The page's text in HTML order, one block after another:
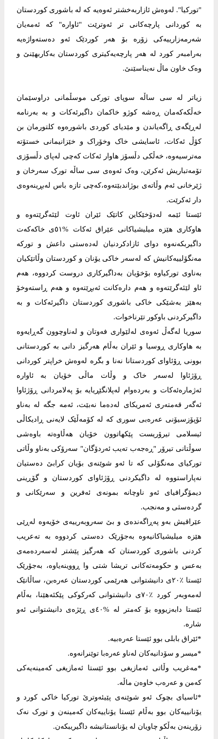
"تورکیا". لەوەش ئازاربەخشتر ئەوەیە کە لە باشوری کوردستان
بە کوردانی پارچەکانی تر ئەوترێت "ئاوارە" کە ئەمەیان
شەرمەزارییەکی زۆرە بۆ هەر کوردێک ئەو دەستەواژەیە
بەرامبەر کورد لە هەر پارچەیەکیتری کوردستان بەکاربهێنێ و
وەک خاون ماڵ نەیناسێنێ.
زیاتر لە سی ساڵە سوپای تورکی موسڵمانی دراوسێمان
خەڵکەکەمان ڕەشە کوژو خاکمان داگیرئەکات و بە بەرنامە
لەڕێگەی ڕاگەیاندن و مێدیای کوردی باشورەوە کلتورمان بن
کۆڵ ئەکات، ئاسایشی خاک وخۆراک و خێزانیمانی خستۆتە
مەترسیەوە، خەڵکی دڵسۆز هاوار ئەکات کەچی لەپای دڵسۆزی
تۆمەتباریش ئەکرێن، وەک ئەوەی سی ساڵە تورک سەرخان و
ژێرخانی ئەم وڵاتەی بوژاندبێتەوە،کەچی تازە باس لەبڕینەوەی
دار ئەکرێت.
ئێستا ئێمە لەدۆخێکاین کاتێک ئێران ئاوت لێئەگرێتەوە و
هاوکاری هێزە میلیشیاکانی عێراق ئەکات %٥١ی خاکەکەت
داگیربکەنەوە دوای ئازادکردنیان لەدەستی داعش و تورکە
مەنگۆلییەکانیش کە لەسەر خاکی یۆنان و کوردستان وڵاتێکیان
بەناوی تورکیاوە بۆخۆیان بەداگیرکاری دروست کردووە، هەم
ئاو لێئەگرێتەوە و هەم دارەکانت ئەبڕێتەوە و هەم ڕاستەوخۆ
بەهێز بەشێکی خاکی باشوری کوردستان داگیرئەکات و بە
داگیرکردنی باوکور تێرناخوات.
سوریا لەگەڵ ئەوەی لەلێواری فەوتان و لەناوچوون گەڕایەوە
بە هاوکاری ڕوسیا و ئێران بەڵام هەرگیز دانی بە کوردستانی
بوونی ڕۆئاوای کوردستانا نەنا و بگرە لەوەش خراپتر کوردانی
ڕۆژئاوا لەسەر خاک و وڵات ماڵی خۆیان بە ئاوارە
ئەژمارەئەکات و بەردەوام لەپلانگێڕیایە بۆ پەلامردانی ڕۆژئاوا
ئەگەر قەمتەری ئەمریکای لەدەما نەبێت، ئەمە جگە لە بەناو
ئۆپۆزسیۆنی عەرەبی سوری کە لە کۆمەڵێک لایەنی ڕادیکاڵی
ئیسلامی تیرۆریست پێکهاتوون خۆیان هەڵاوەتە باوەشی
سوڵتانی تیرۆر "ڕەجەب تەیب ئەردۆگان" سەرۆکی بەناو وڵاتی
تورکیای مەنگۆلی کە تا ئەو شوێنەی بۆیان کرابێ دەستیان
نەپاراستووە لە داگیکردنی ڕۆژئاوای کوردستان و گۆڕینی
دیمۆگرافیای ئەو ناوچانە بمونەی ئەفرین و سەرێکانی و
گردەسثی و مەنجب.
عێراقیش بەو پەڕاگەندەی و بێ سەروبەرییەی خۆیەوە لەڕێی
هێزە میلیشیاکانیەوە بەجۆرێک دەستی کردووە بە تەعریب
کردنی باشوری کوردستان کە هەرگیز پێشتر لەسەردەمەی
بەعس و حکومەتەکانی تریشا شتی وا ڕووینەیاوە، بەجۆرێک
ئێستا ٪٢٠ی دانیشتوانی هەرێمی کوردستان عەرەبن، ساڵانێک
لەمەوبەر کورد ٪٧٠ی دانیشتوانی کەرکوکی پێکئەهێنا، بەڵام
ئێستا دابەزیووە بۆ کەمتر لە %٤٠ی ڕێژەی دانیشتوانی ئەو
شارە.
*ئێراق بابلی بوو ئێستا عەرەبیە.
*میسر و سۆدانیەکان لەناو عەرەبا توێنرانەوە.
*مەغریب وڵاتی ئەمازیغی بوو ئێستا ئەمازیغی کەمینەیەکی
کەمن و عەرەب خاوەن ماڵە.
*ئاسیای بچوک ئەو شوێنەی پێیئەوترێ تورکیا خاکی کورد و
یۆنانییەکان بوو بەڵام ئێستا یۆناییەکان کەمینەن و تورک نەک
زۆرینەن بەڵکو چاویان لە یۆنانستانیشە داگیریبکەن.